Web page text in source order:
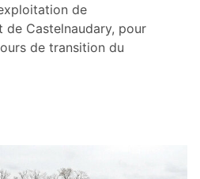
de
de Castelnaudary, pour
de transition du